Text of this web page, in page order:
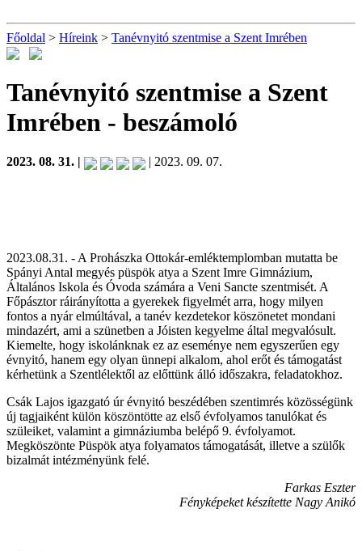
Főoldal > Híreink > Tanévnyitó szentmise a Szent Imrében
Tanévnyitó szentmise a Szent
Imrében - beszámoló
2023. 08. 31. | | 2023. 09. 07.
2023.08.31. - A Prohászka Ottokár-emléktemplomban mutatta be
Spányi Antal megyés püspök atya a Szent Imre Gimnázium,
Általános Iskola és Óvoda számára a Veni Sancte szentmisét. A
Főpásztor ráirányította a gyerekek figyelmét arra, hogy milyen
fontos a nyár elmúltával, a tanév kezdetekor köszönetet mondani
mindazért, ami a szünetben a Jóisten kegyelme által megvalósult.
Kiemelte, hogy iskolánknak ez az eseménye nem egyszerűen egy
évnyitó, hanem egy olyan ünnepi alkalom, ahol erőt és támogatást
kérhetünk a Szentlélektől az előttünk álló időszakra, feladatokhoz.
Csák Lajos igazgató úr évnyitó beszédében szentimrés közösségünk
új tagjaiként külön köszöntötte az első évfolyamos tanulókat és
szüleiket, valamint a gimnáziumba belépő 9. évfolyamot.
Megköszönte Püspök atya folyamatos támogatását, illetve a szülők
bizalmát intézményünk felé.
Farkas Eszter
Fényképeket készítette Nagy Anikó